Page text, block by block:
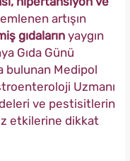
artışın
gıdalarınyaygın
Gıda Günü
bulunan Medipol
Uzmanı
ve pestisitlerin
etkilerine dikkat